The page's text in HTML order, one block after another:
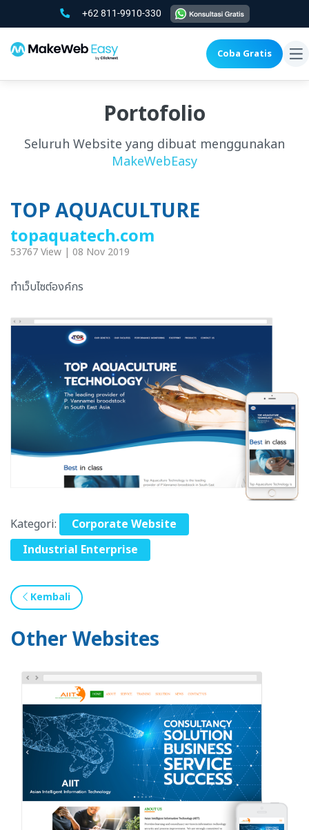
+62 811-9910-330
Coba Gratis
Portofolio
Seluruh Website yang dibuat menggunakan
MakeWebEasy
TOP AQUACULTURE
topaquatech.com
53767 View | 08 Nov 2019
ทำเว็บไซต์องค์กร
Kategori:
Corporate Website
Industrial Enterprise
Kembali
Other Websites